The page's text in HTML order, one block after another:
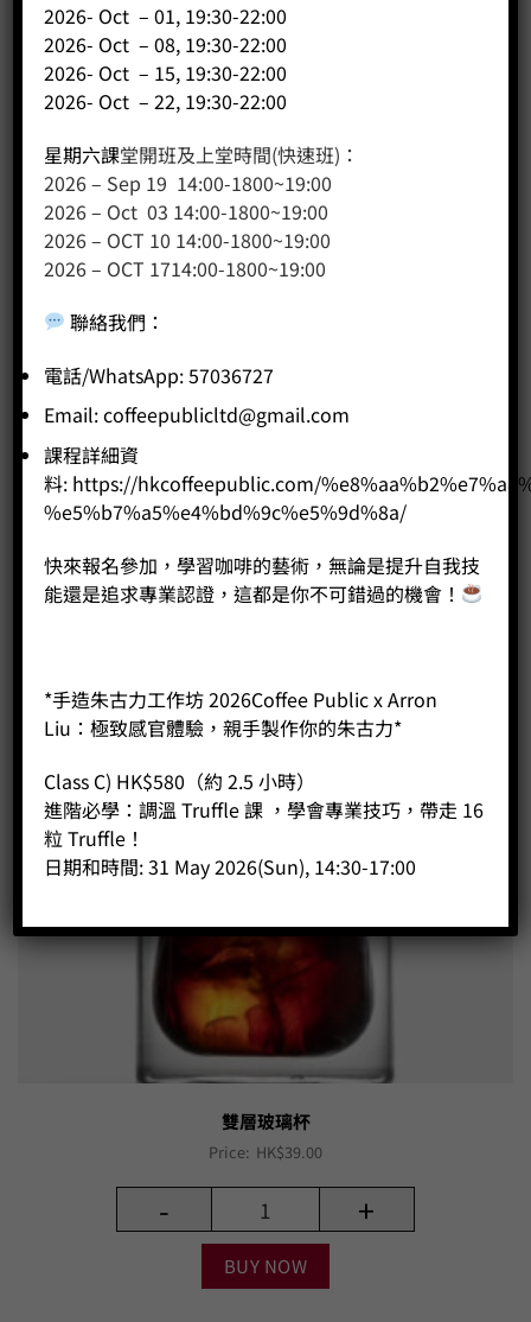
Price: HK$
BUY NOW
雙層玻璃杯
Price: HK$39.00
- +
BUY NOW
2026- Oct – 01, 19:30-22:00
2026- Oct – 08, 19:30-22:00
2026- Oct – 15, 19:30-22:00
2026- Oct – 22, 19:30-22:00
星期六課堂開班及上堂時間(快速班)：
2026 – Sep 19 14:00-1800~19:00
2026 – Oct 03 14:00-1800~19:00
2026 – OCT 10 14:00-1800~19:00
2026 – OCT 1714:00-1800~19:00
聯絡我們 ：
電話/WhatsApp: 57036727
Email:coffeepublicltd@gmail.com
課程詳細資
料: https://hkcoffeepublic.com/
%e5%b7%a5%e4%bd%9c%e5%9d%8a/
快來報名參加，學習咖啡的藝術，無論是提升自我技
能還是追求專業認證，這都是你不可錯過的機會！
*手造朱古力工作坊 2026Coffee Public x Arron
Liu：極致感官體驗，親手製作你的朱古力*
Class C) HK$580（約 2.5 小時）
進階必學：調溫 Truffle 課 ，學會專業技巧，帶走 16
粒 Truffle！
日期和時間: 31 May 2026(Sun), 14:30-17:00